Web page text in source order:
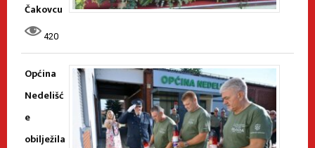
Čakovcu
420
Općina
Nedelišć
e
obilježila